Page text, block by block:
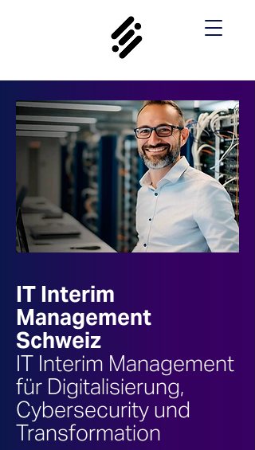
IT Interim
Management
Schweiz
IT Interim Management
für Digitalisierung,
Cybersecurity und
Transformation